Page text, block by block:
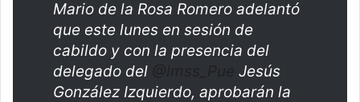
Mario de la Rosa Romero adelantó
que este lunes en sesión de
cabildo y con la presencia del
delegado del
Jesús
González Izquierdo, aprobarán la